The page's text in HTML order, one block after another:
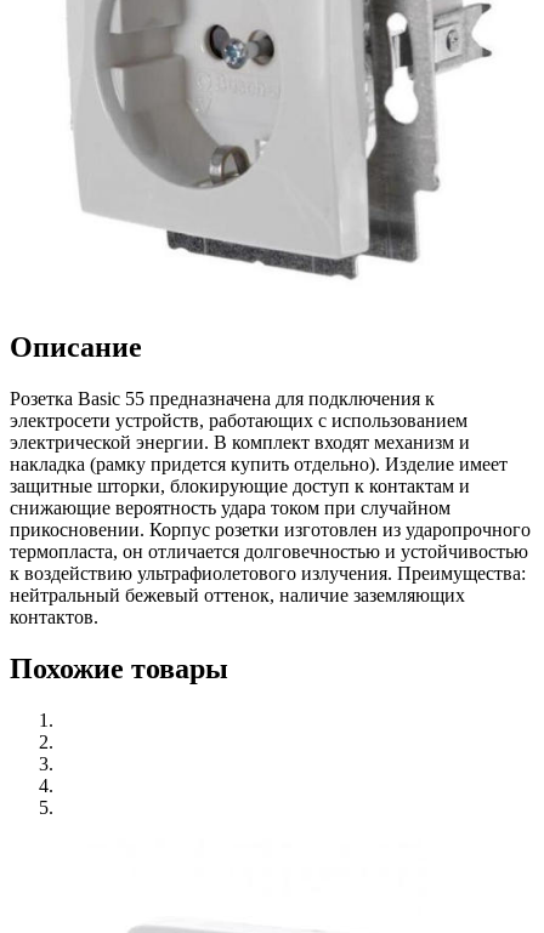
Описание
Розетка Basic 55 предназначена для подключения к
электросети устройств, работающих с использованием
электрической энергии. В комплект входят механизм и
накладка (рамку придется купить отдельно). Изделие имеет
защитные шторки, блокирующие доступ к контактам и
снижающие вероятность удара током при случайном
прикосновении. Корпус розетки изготовлен из ударопрочного
термопласта, он отличается долговечностью и устойчивостью
к воздействию ультрафиолетового излучения. Преимущества:
нейтральный бежевый оттенок, наличие заземляющих
контактов.
Похожие товары